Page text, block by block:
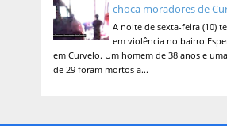
choca moradores de
A noite de sexta-feira (10)
em violência no bairro
em Curvelo. Um homem de 38 anos e
de 29 foram mortos a...